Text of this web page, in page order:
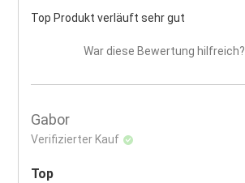
Top Produkt verläuft sehr gut
War diese Bewertung hilfreich?
Gabor
Verifizierter Kauf
Top